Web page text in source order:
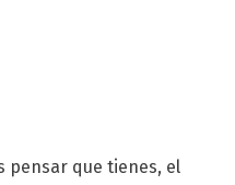
pensar que tienes, el